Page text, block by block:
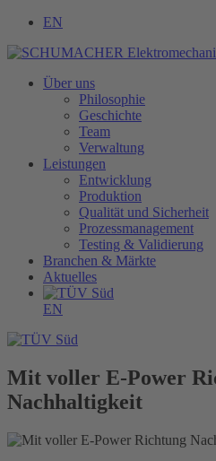
EN
Über uns
Philosophie
Geschichte
Team
Verwaltung
Leistungen
Entwicklung
Produktion
Qualität und Sicherheit
Prozessmanagement
Testing & Validierung
Branchen & Märkte
Aktuelles
EN
Mit voller E‑Power
Nachhaltigkeit